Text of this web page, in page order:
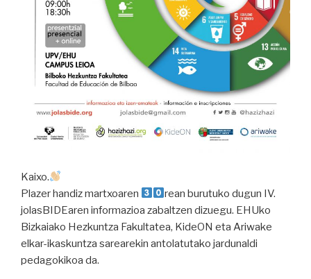
Kaixo.
Plazer handiz martxoaren
rean burutuko dugun IV.
jolasBIDEaren informazioa zabaltzen dizuegu. EHUko
Bizkaiako Hezkuntza Fakultatea, KideON eta Ariwake
elkar-ikaskuntza sarearekin antolatutako jardunaldi
pedagokikoa da.